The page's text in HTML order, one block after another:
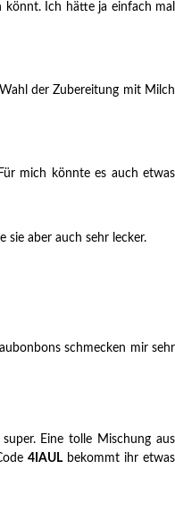
könnt. Ich hätte ja einfach mal
der Zubereitung mit Milch
mich könnte es auch etwas
sie aber auch sehr lecker.
schmecken mir sehr
Eine tolle Mischung aus
4IAULbekommt ihr etwas